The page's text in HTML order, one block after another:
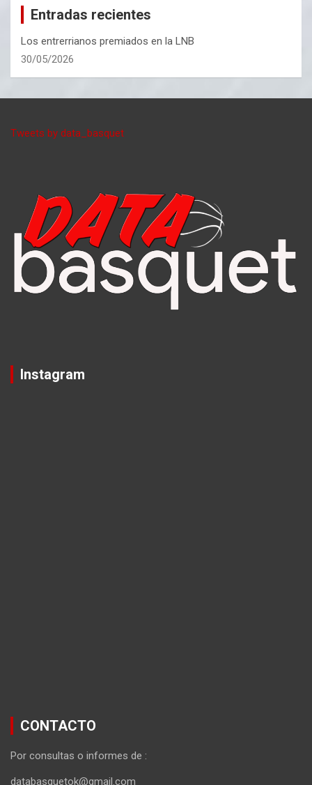
Entradas recientes
Los entrerrianos premiados en la LNB
30/05/2026
Tweets by data_basquet
Instagram
CONTACTO
Por consultas o informes de :
databasquetok@gmail.com